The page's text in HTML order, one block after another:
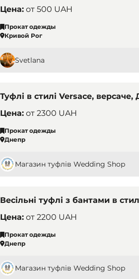
Цена: от 500 UAH
Прокат одежды
Кривой Рог
Svetlana
Туфлі в стилі Versace,
Цена: от 2300 UAH
Прокат одежды
Днепр
Магазин туфлів Wedding Shop
Весільні туфлі з бантами в
Цена: от 2200 UAH
Прокат одежды
Днепр
Магазин туфлів Wedding Shop